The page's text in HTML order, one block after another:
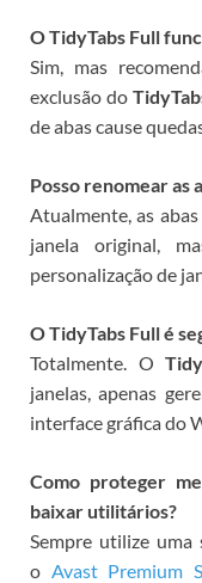
O TidyTabs Full
Sim, mas
exclusão do
de abas cause
Posso renomear as
Atualmente, as
janela original,
personalização de
O TidyTabs Full é
Totalmente. O
janelas, apenas
interface gráfica do
Como proteger
baixar utilitários?
Sempre utilize uma
o Avast Premium